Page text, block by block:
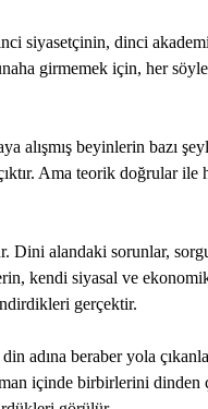
siyasetçinin, dinci
girmemek için, her
alışmış beyinlerin bazı
Ama teorik doğrular ile
Dini alandaki sorunlar,
kendi siyasal ve
gerçektir.
din adına beraber yola
içinde birbirlerini dinden